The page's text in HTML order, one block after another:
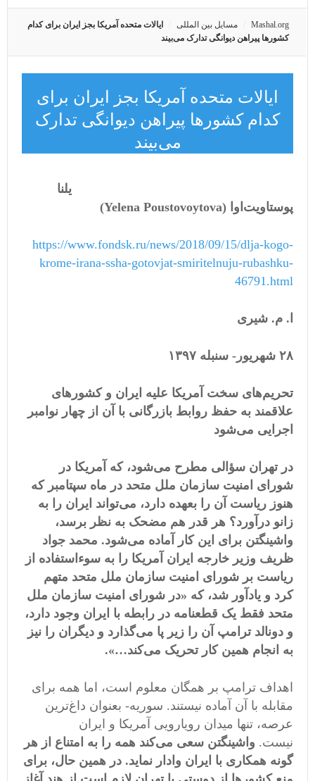
Mashal.org مسایل بین المللی
ایالات متحده آمریکا بجز ایران برای کدام
کشورها پیراهن دیوانگی تدارک می‌بیند
ایالات متحده آمریکا بجز ایران برای
کدام کشورها پیراهن دیوانگی تدارک
می‌بیند
یلنا
پوستاویت‌اوا (
Yelena Poustovoytova
)
https://www.fondsk.ru/news/2018/09/15/dlja-kogo-
krome-irana-ssha-gotovjat-smiritelnuju-rubashku-
46791.html
ا. م. شیری
۲۸ شهریور- سنبله ١٣۹۷
تحریم‌های سخت آمریکا علیه ایران و کشورهای
علاقمند به حفظ روابط بازرگانی با آن از چهار نوامبر
اجرایی می‌شود
در تهران سؤالی مطرح می‌شود، که آمریکا در
شورای امنیت سازمان ملل متحد در ماه سپتامبر که
هنوز ریاست آن را بعهده دارد، می‌تواند ایران را به
زانو درآورد؟ هر قدر هم مضحک به نظر برسد،
واشینگتن برای این کار آماده می‌شود. محمد جواد
ظریف وزیر خارجه ایران آمریکا را به سوءاستفاده از
ریاست بر شورای امنیت سازمان ملل متحد متهم
کرد و یادآور شد، که «در شورای امنیت سازمان ملل
متحد فقط یک قطعنامه در رابطه با ایران وجود دارد،
و دونالد ترامپ آن را زیر پا می‌گذارد و دیگران را نیز
به انجام همین کار تحریک می‌کند…».
اهداف ترامپ بر همگان معلوم است، اما همه برای
مقابله با آن آماده نیستند. سوریه- بعنوان داغ‌ترین
عرصه، تنها میدان رویارویی آمریکا و ایران
نیست. واشینگتن سعی می‌کند همه را به امتناع از هر
گونه همکاری با ایران وادار نماید. در همین حال، برای